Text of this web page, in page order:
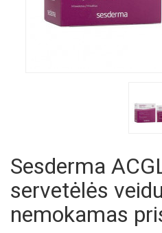
Sesderma
servetėlės
nemokamas